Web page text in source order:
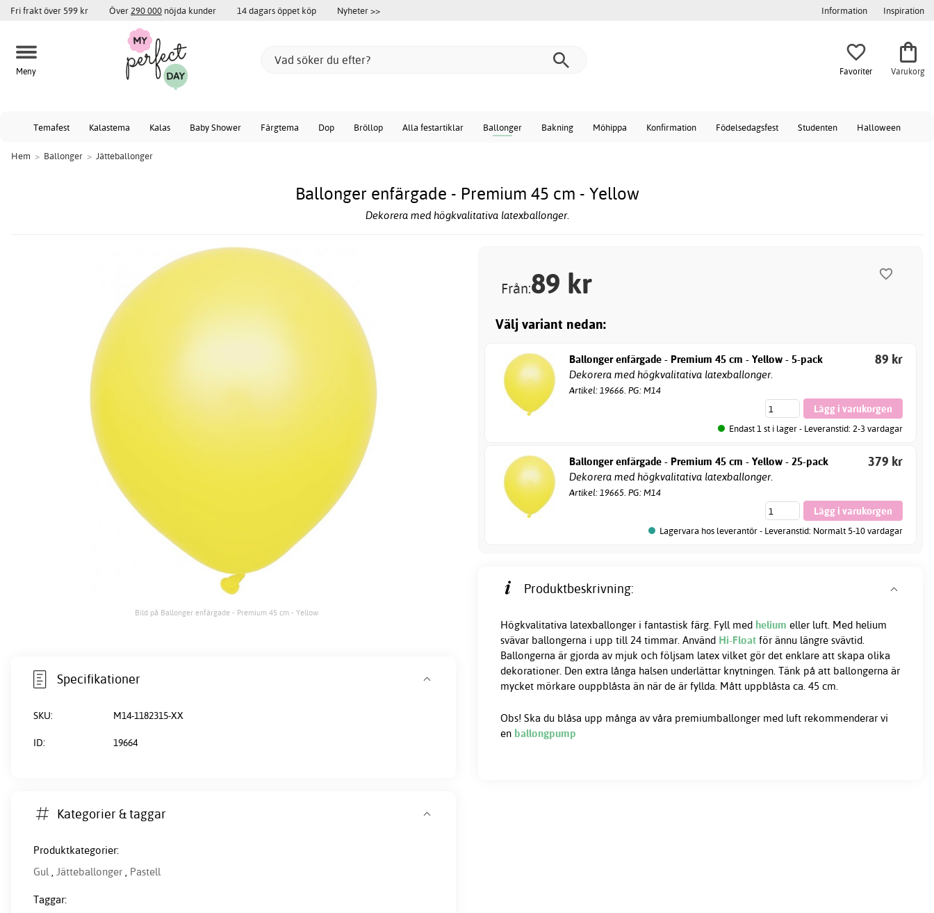
Fri frakt över 599 kr Över 290 000 nöjda kunder 14 dagars öppet köp Nyheter >> Information Inspiration
Meny Favoriter Varukorg
Temafest Kalastema Kalas Baby Shower Färgtema Dop Bröllop Alla festartiklar Ballonger Bakning Möhippa Konfirmation Födelsedagsfest Studenten Halloween
Hem > Ballonger > Jätteballonger
Ballonger enfärgade - Premium 45 cm - Yellow
Dekorera med högkvalitativa latexballonger.
Bild på Ballonger enfärgade - Premium 45 cm - Yellow
Från:89 kr
Välj variant nedan:
Ballonger enfärgade - Premium 45 cm - Yellow - 5-pack
Dekorera med högkvalitativa latexballonger.
Artikel: 19666. PG: M14
89 kr
Endast 1 st i lager - Leveranstid: 2-3 vardagar
Ballonger enfärgade - Premium 45 cm - Yellow - 25-pack
Dekorera med högkvalitativa latexballonger.
Artikel: 19665. PG: M14
379 kr
Lagervara hos leverantör - Leveranstid: Normalt 5-10 vardagar
Produktbeskrivning:
Högkvalitativa latexballonger i fantastisk färg. Fyll med helium eller luft. Med helium
svävar ballongerna i upp till 24 timmar. Använd Hi-Float för ännu längre svävtid.
Ballongerna är gjorda av mjuk och följsam latex vilket gör det enklare att skapa olika
dekorationer. Den extra långa halsen underlättar knytningen. Tänk på att ballongerna är
mycket mörkare ouppblåsta än när de är fyllda. Mått uppblåsta ca. 45 cm.
Obs! Ska du blåsa upp många av våra premiumballonger med luft rekommenderar vi
en ballongpump
Specifikationer
SKU: M14-1182315-XX
ID: 19664
Kategorier & taggar
Produktkategorier:
Gul , Jätteballonger , Pastell
Taggar: